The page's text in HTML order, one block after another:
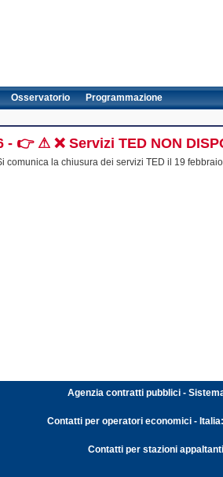
Osservatorio Programmazione
- 👉 ⚠ ❌ Servizi TED NON
comunica la chiusura dei servizi TED il 19
Agenzia contratti pubblici -
Contatti per operatori economici -
Contatti per stazioni